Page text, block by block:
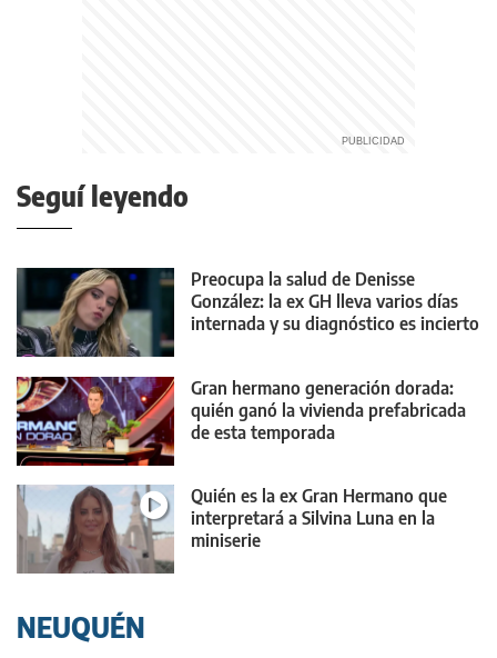
Seguí leyendo
Preocupa la salud de Denisse
González: la ex GH lleva varios días
internada y su diagnóstico es incierto
Gran hermano generación dorada:
quién ganó la vivienda prefabricada
de esta temporada
Quién es la ex Gran Hermano que
interpretará a Silvina Luna en la
miniserie
NEUQUÉN